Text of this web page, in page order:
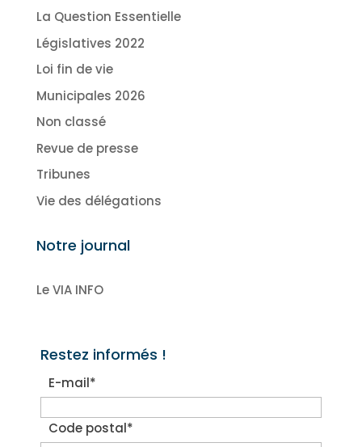
La Question Essentielle
Législatives 2022
Loi fin de vie
Municipales 2026
Non classé
Revue de presse
Tribunes
Vie des délégations
Notre journal
Le VIA INFO
Restez informés !
E-mail*
Code postal*